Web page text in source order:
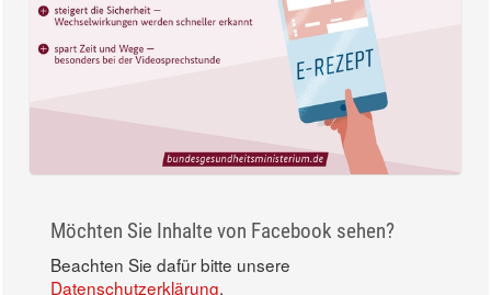
Möchten Sie Inhalte von Facebook sehen?
Beachten Sie dafür bitte unsere
Datenschutzerklärung.